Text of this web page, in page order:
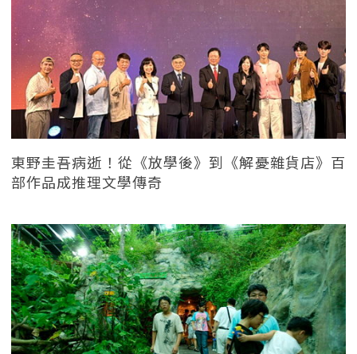
東野圭吾病逝！從《放學後》到《解憂雜貨店》百
部作品成推理文學傳奇